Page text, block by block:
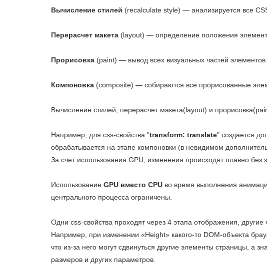
Вычисление стилей (recalculate style) — анализируется все
Перерасчет макета (layout) — определение положения
Прорисовка (paint) — вывод всех визуальных частей
Компоновка (composite) — собираются все прорисованные
Вычисление стилей, перерасчет макета(layout) и
Например, для css-свойства "transform: translate" создается
обрабатывается на этапе компоновки (в невидимом
За счет использования GPU, изменения происходят плавно без
Использование GPU вместо CPU во время выполнения
центрального процесса ограничены.
Одни css-свойства проходят через 4 этапа отображения,
Например, при изменении «Height» какого-то DOM-объекта
что из-за него могут сдвинуться другие элементы страницы, а
размеров и других параметров.